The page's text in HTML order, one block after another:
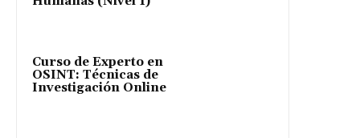
Curso de Experto en
OSINT: Técnicas de
Investigación Online